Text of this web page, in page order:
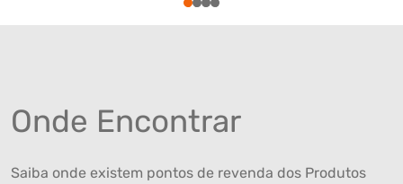
1234
Onde Encontrar
Saiba onde existem pontos de revenda dos Produtos